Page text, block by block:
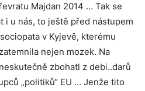
Majdan 2014 … Tak se
i u nás, to ještě před nástupem
v Kyjevě, kterému
nejen mozek. Na
zbohatl z debi..darů
„politiků“ EU … Jenže tito